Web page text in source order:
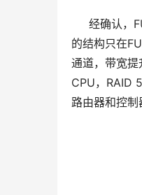
经确认，
的结构只在
通道，带宽提
CPU，RAID